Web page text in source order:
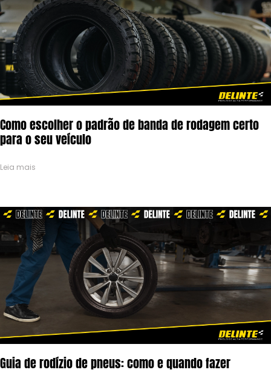
Como escolher o padrão de banda de rodagem certo
para o seu veículo
Leia mais
Guia de rodízio de pneus: como e quando fazer